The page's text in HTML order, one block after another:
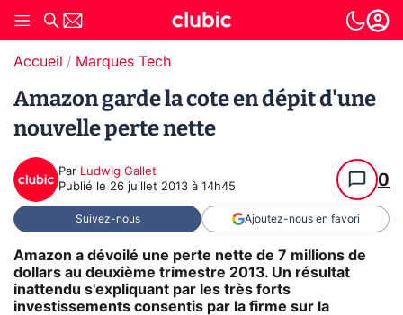
Accueil Marques Tech
Amazon garde la cote en dépit d'une
nouvelle perte nette
Par Ludwig Gallet
Publié le 26 juillet 2013 à 14h45 0
Suivez-nous Ajoutez-nous en favori
Amazon a dévoilé une perte nette de 7 millions de
dollars au deuxième trimestre 2013. Un résultat
inattendu s'expliquant par les très forts
investissements consentis par la firme sur la